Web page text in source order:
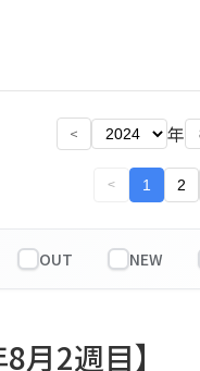
< 年
< 1 2
OUT NEW
月2週目】